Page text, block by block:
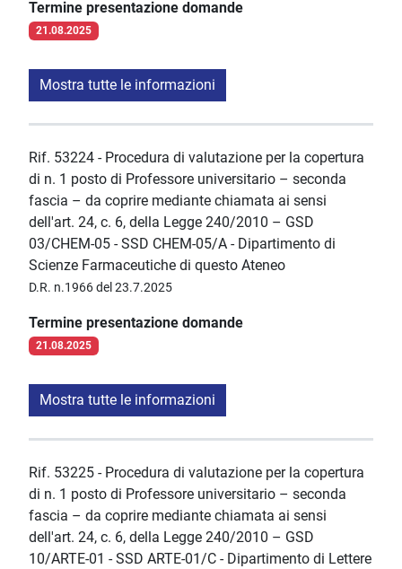
Termine presentazione domande
21.08.2025
Mostra tutte le informazioni
Rif. 53224 - Procedura di valutazione per la copertura
di n. 1 posto di Professore universitario – seconda
fascia – da coprire mediante chiamata ai sensi
dell'art. 24, c. 6, della Legge 240/2010 – GSD
03/CHEM-05 - SSD CHEM-05/A - Dipartimento di
Scienze Farmaceutiche di questo Ateneo
D.R. n.1966 del 23.7.2025
Termine presentazione domande
21.08.2025
Mostra tutte le informazioni
Rif. 53225 - Procedura di valutazione per la copertura
di n. 1 posto di Professore universitario – seconda
fascia – da coprire mediante chiamata ai sensi
dell'art. 24, c. 6, della Legge 240/2010 – GSD
10/ARTE-01 - SSD ARTE-01/C - Dipartimento di Lettere